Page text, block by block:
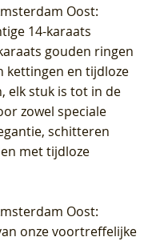
Oost:
14-karaats
gouden ringen
kettingen en tijdloze
elk stuk is tot in de
zowel speciale
schitteren
met tijdloze
Oost:
onze voortreffelijke